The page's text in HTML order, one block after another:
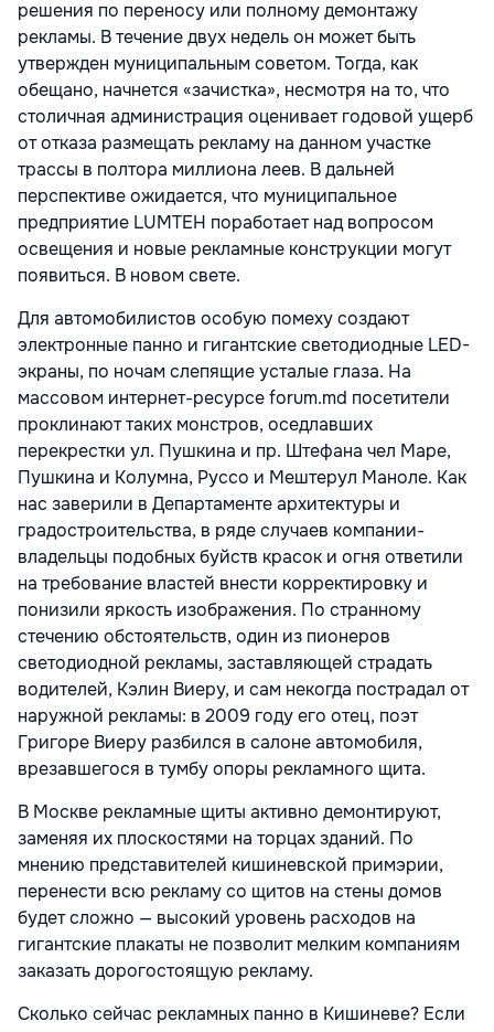
решения по переносу или полному демонтажу
рекламы. В течение двух недель он может быть
утвержден муниципальным советом. Тогда, как
обещано, начнется «зачистка», несмотря на то, что
столичная администрация оценивает годовой ущерб
от отказа размещать рекламу на данном участке
трассы в полтора миллиона леев. В дальней
перспективе ожидается, что муниципальное
предприятие LUMTEH поработает над вопросом
освещения и новые рекламные конструкции могут
появиться. В новом свете.
Для автомобилистов особую помеху создают
электронные панно и гигантские светодиодные LED-
экраны, по ночам слепящие усталые глаза. На
массовом интернет-ресурсе forum.md посетители
проклинают таких монстров, оседлавших
перекрестки ул. Пушкина и пр. Штефана чел Маре,
Пушкина и Колумна, Руссо и Мештерул Маноле. Как
нас заверили в Департаменте архитектуры и
градостроительства, в ряде случаев компании-
владельцы подобных буйств красок и огня ответили
на требование властей внести корректировку и
понизили яркость изображения. По странному
стечению обстоятельств, один из пионеров
светодиодной рекламы, заставляющей страдать
водителей, Кэлин Виеру, и сам некогда пострадал от
наружной рекламы: в 2009 году его отец, поэт
Григоре Виеру разбился в салоне автомобиля,
врезавшегося в тумбу опоры рекламного щита.
В Москве рекламные щиты активно демонтируют,
заменяя их плоскостями на торцах зданий. По
мнению представителей кишиневской примэрии,
перенести всю рекламу со щитов на стены домов
будет сложно — высокий уровень расходов на
гигантские плакаты не позволит мелким компаниям
заказать дорогостоящую рекламу.
Сколько сейчас рекламных панно в Кишиневе? Если